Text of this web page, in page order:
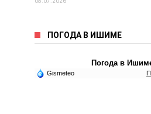
ПОГОДА В ИШИМЕ
Погода в
Gismeteo